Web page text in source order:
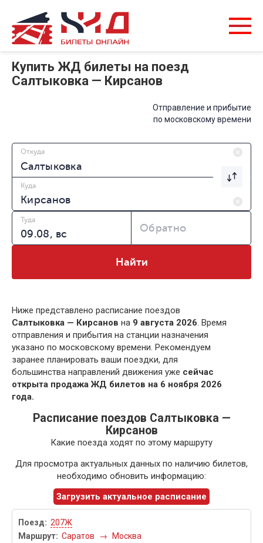
Купить ЖД билеты на поезд
Салтыковка — Кирсанов
Отправление и прибытие
по московскому времени
Откуда
Куда
Туда
Обратно
Найти
Ниже представлено расписание поездов
Салтыковка — Кирсанов на 9 августа 2026. Время
отправления и прибытия на станции назначения
указано по московскому времени. Рекомендуем
заранее планировать ваши поездки, для
большинства направлений движения уже сейчас
открыта продажа ЖД билетов на 6 ноября 2026
года.
Расписание поездов Салтыковка —
Кирсанов
Какие поезда ходят по этому маршруту
Для просмотра актуальных данных по наличию билетов,
необходимо обновить информацию:
Загрузить актуальное расписание
207Ж
Саратов
→ Москва